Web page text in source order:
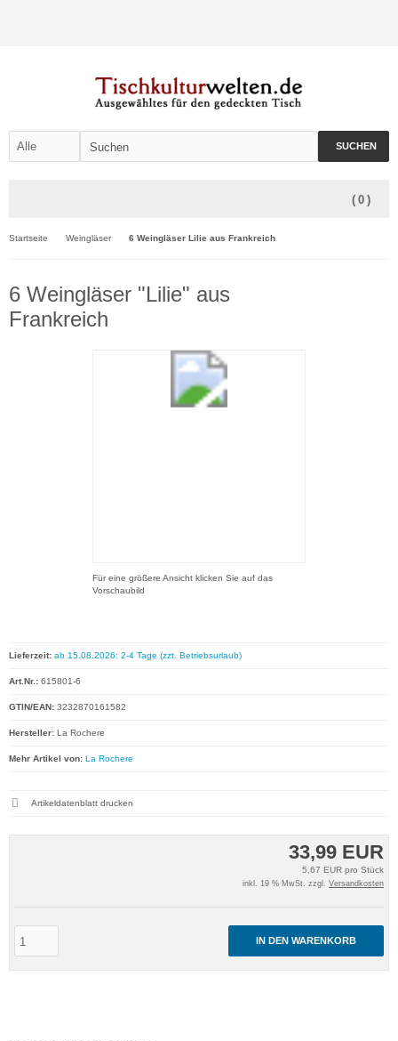
SUCHEN
( 0 )
Startseite Weingläser 6 Weingläser Lilie aus Frankreich
6 Weingläser "Lilie" aus
Frankreich
Für eine größere Ansicht klicken Sie auf das
Vorschaubild
33,99 EUR
5,67 EUR pro Stück
inkl. 19 % MwSt. zzgl. Versandkosten
IN DEN WARENKORB
Lieferzeit: ab 15.08.2026: 2-4 Tage (zzt. Betriebsurlaub)
Art.Nr.: 615801-6
GTIN/EAN: 3232870161582
Hersteller: La Rochere
Mehr Artikel von: La Rochere
Artikeldatenblatt drucken